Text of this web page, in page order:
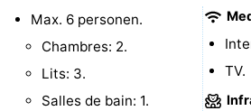
jeux
Parcours
mini-
Centres
bien-
Nature
Max. 6 personen.
Chambres: 2.
Lits: 3.
Salles de bain: 1.
TV.